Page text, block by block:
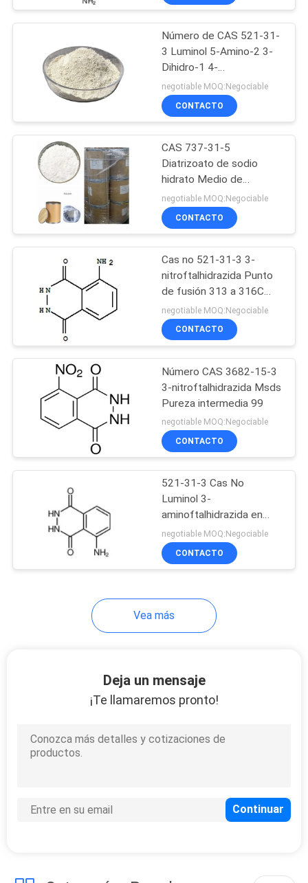
SITIO
PRIVACY
POLICY
Número de CAS 521-31-
3 Luminol 5-Amino-2 3-
Dihidro-1 4-
Ftalazinediona FDS
negotiable MOQ:Negociable
CONTACTO
CAS 737-31-5
Diatrizoato de sodio
hidrato Medio de
contraste
negotiable MOQ:Negociable
CONTACTO
Cas no 521-31-3 3-
nitroftalhidrazida Punto
de fusión 313 a 316C
Compuestos
quimioluminiscentes de
luminol
negotiable MOQ:Negociable
CONTACTO
Número CAS 3682-15-3
3-nitroftalhidrazida Msds
Pureza intermedia 99
negotiable MOQ:Negociable
CONTACTO
521-31-3 Cas No
Luminol 3-
aminoftalhidrazida en
polvo amarillo ensayo
99.4
negotiable MOQ:Negociable
CONTACTO
Vea más
Deja un mensaje
¡Te llamaremos pronto!